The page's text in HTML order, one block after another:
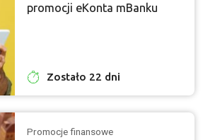
promocji eKonta mBanku
Zostało 22 dni
Promocje finansowe